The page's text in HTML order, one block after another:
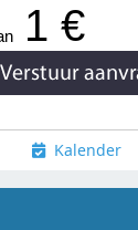
1 €
Kalender